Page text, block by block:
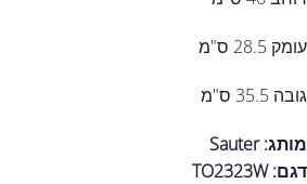
עומק 28.5 ס"מ
גובה 35.5 ס"מ
מותג: Sauter
דגם: TO2323W